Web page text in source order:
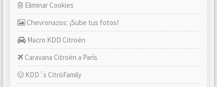
Eliminar Cookies
Chevronazos: ¡Sube tus fotos!
Macro KDD Citroën
Caravana Citroën a París
KDD´s CitröFamily